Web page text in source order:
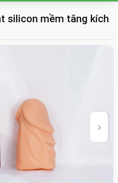
silicon mềm tăng kích